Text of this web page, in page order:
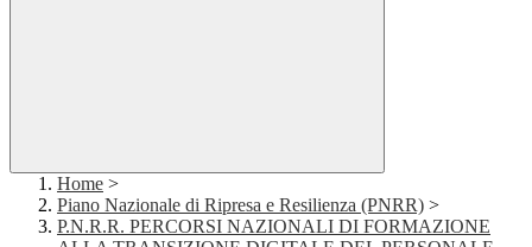
Home >
Piano Nazionale di Ripresa e Resilienza (PNRR) >
P.N.R.R. PERCORSI NAZIONALI DI FORMAZIONE